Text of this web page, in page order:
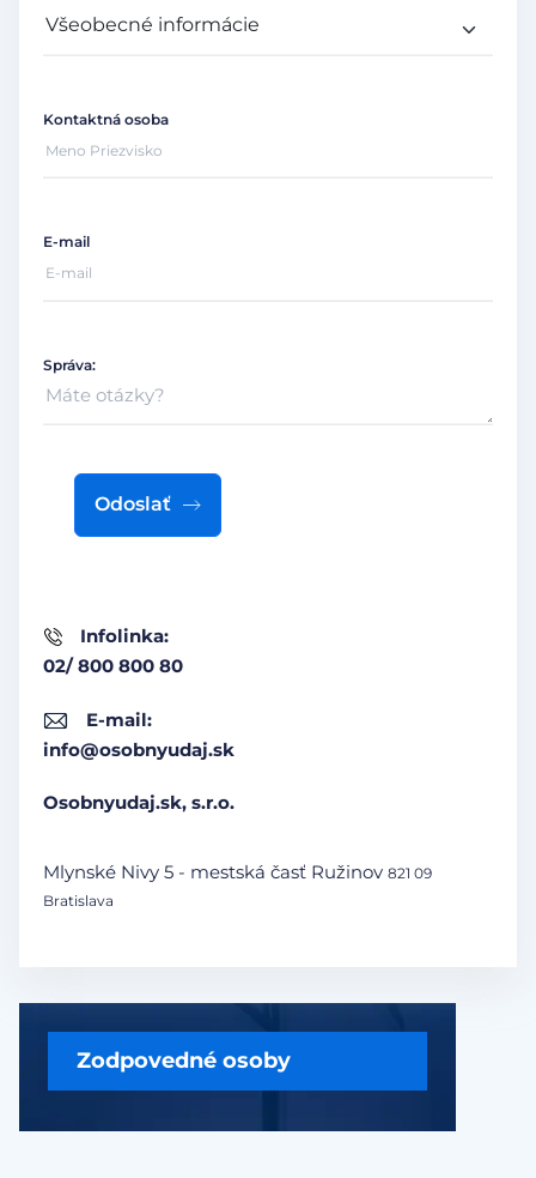
Zodpovedné osoby
Infolinka:
02/ 800 800 80
E-mail:
info@osobnyudaj.sk
Osobnyudaj.sk, s.r.o.
Mlynské Nivy 5 - mestská časť Ružinov 821 09
Bratislava
Kontaktná osoba
E-mail
Správa:
Odoslať